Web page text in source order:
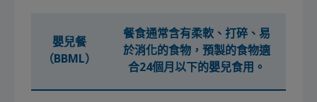
嬰兒餐
（BBML）
餐食通常含有柔軟、打碎、易
於消化的食物，預製的食物適
合24個月以下的嬰兒食用。